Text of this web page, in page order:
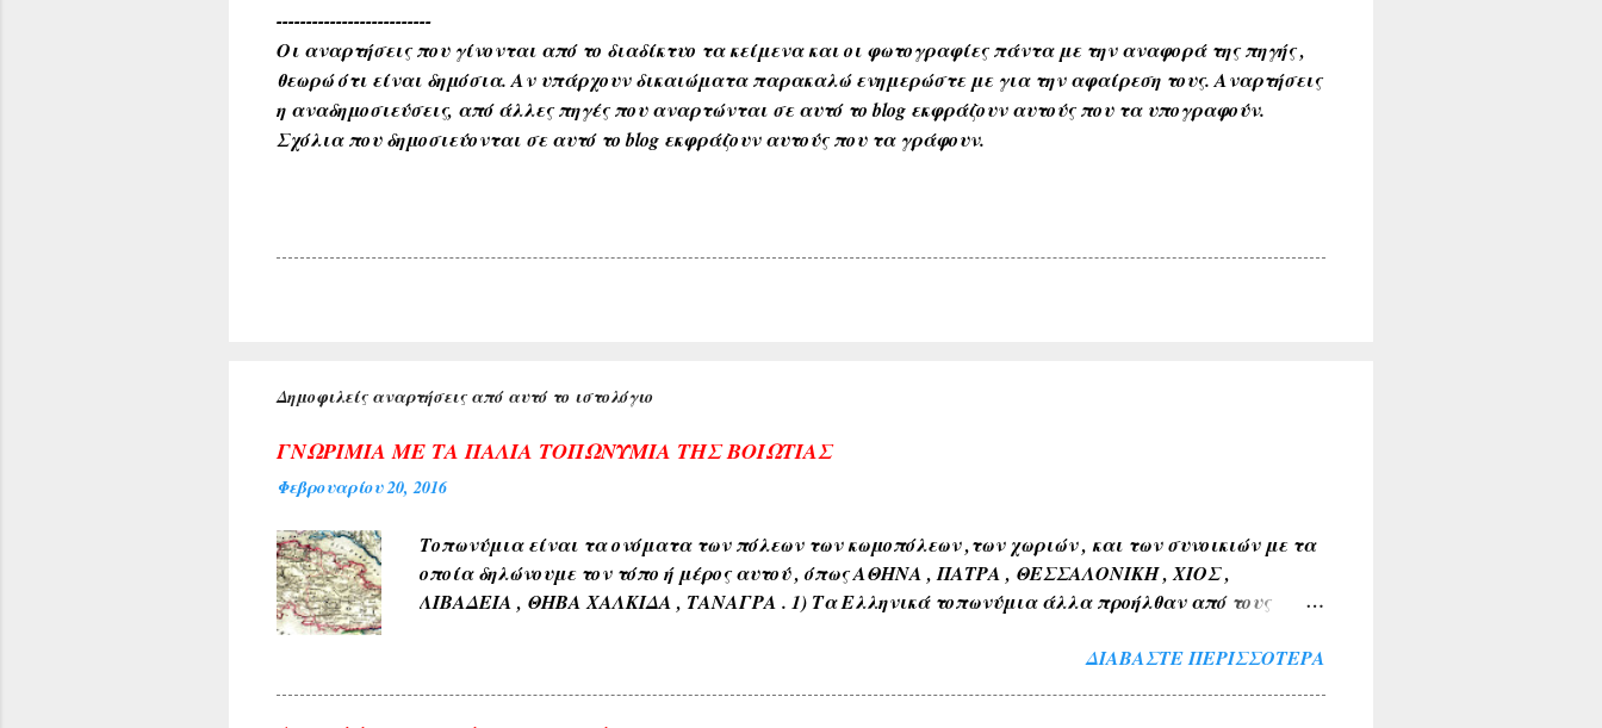
--------------------------
Οι αναρτήσεις που γίνονται από το διαδίκτυο τα κείμενα και οι φωτογραφίες πάντα με την αναφορά της πηγής ,
θεωρώ ότι είναι δημόσια. Αν υπάρχουν δικαιώματα παρακαλώ ενημερώστε με για την αφαίρεση τους. Αναρτήσεις
η αναδημοσιεύσεις, από άλλες πηγές που αναρτώνται σε αυτό το blog εκφράζουν αυτούς που τα υπογραφούν.
Σχόλια που δημοσιεύονται σε αυτό το blog εκφράζουν αυτούς που τα γράφουν.
Δημοφιλείς αναρτήσεις από αυτό το ιστολόγιο
ΓΝΩΡΙΜΙΑ ΜΕ ΤΑ ΠΑΛΙΑ ΤΟΠΩΝΥΜΙΑ ΤΗΣ ΒΟΙΩΤΙΑΣ
Φεβρουαρίου 20, 2016
Τοπωνύμια είναι τα ονόματα των πόλεων των κωμοπόλεων ,των χωριών , και των συνοικιών με τα
οποία δηλώνουμε τον τόπο ή μέρος αυτού , όπως ΑΘΗΝΑ , ΠΑΤΡΑ , ΘΕΣΣΑΛΟΝΙΚΗ , ΧΙΟΣ ,
ΛΙΒΑΔΕΙΑ , ΘΗΒΑ ΧΑΛΚΙΔΑ , ΤΑΝΑΓΡΑ . 1) Τα Ελληνικά τοπωνύμια άλλα προήλθαν από τους
φύσεως και διαπλάσεως του εδάφους όπως ( ΚΑΜΠΟΣ , ΜΑΚΡΥΚΑΜΠΟΣ , ΒΑΘΥΛΑΚΟΣ ) . 3) Από το
ΔΙΑΒΆΣΤΕ ΠΕΡΙΣΣΌΤΕΡΑ